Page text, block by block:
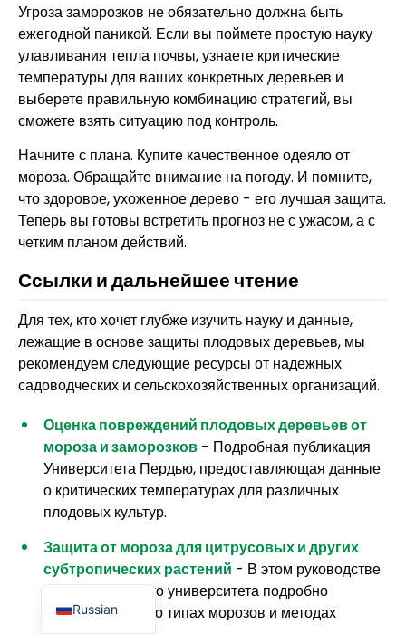
Угроза заморозков не обязательно должна быть
ежегодной паникой. Если вы поймете простую науку
улавливания тепла почвы, узнаете критические
температуры для ваших конкретных деревьев и
выберете правильную комбинацию стратегий, вы
сможете взять ситуацию под контроль.
Начните с плана. Купите качественное одеяло от
мороза. Обращайте внимание на погоду. И помните,
что здоровое, ухоженное дерево - его лучшая защита.
Теперь вы готовы встретить прогноз не с ужасом, а с
четким планом действий.
Ссылки и дальнейшее чтение
Для тех, кто хочет глубже изучить науку и данные,
лежащие в основе защиты плодовых деревьев, мы
рекомендуем следующие ресурсы от надежных
садоводческих и сельскохозяйственных организаций.
Оценка повреждений плодовых деревьев от
мороза и заморозков - Подробная публикация
Университета Пердью, предоставляющая данные
о критических температурах для различных
плодовых культур.
Защита от мороза для цитрусовых и других
субтропических растений - В этом руководстве
Калифорнийского университета подробно
рассказывается о типах морозов и методах
Russian
English
Spanish
Arabic
French
Indonesian